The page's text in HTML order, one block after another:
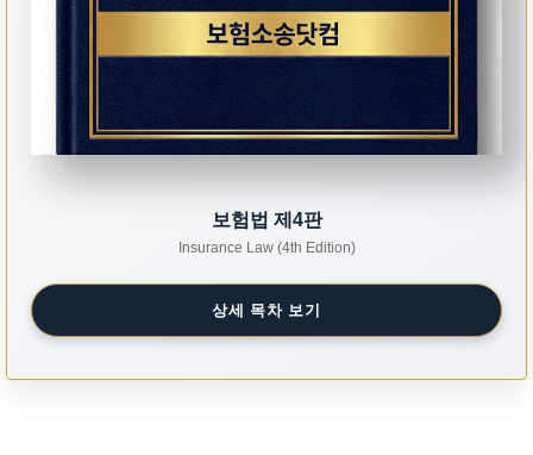
보험법 제4판
Insurance Law (4th Edition)
상세 목차 보기